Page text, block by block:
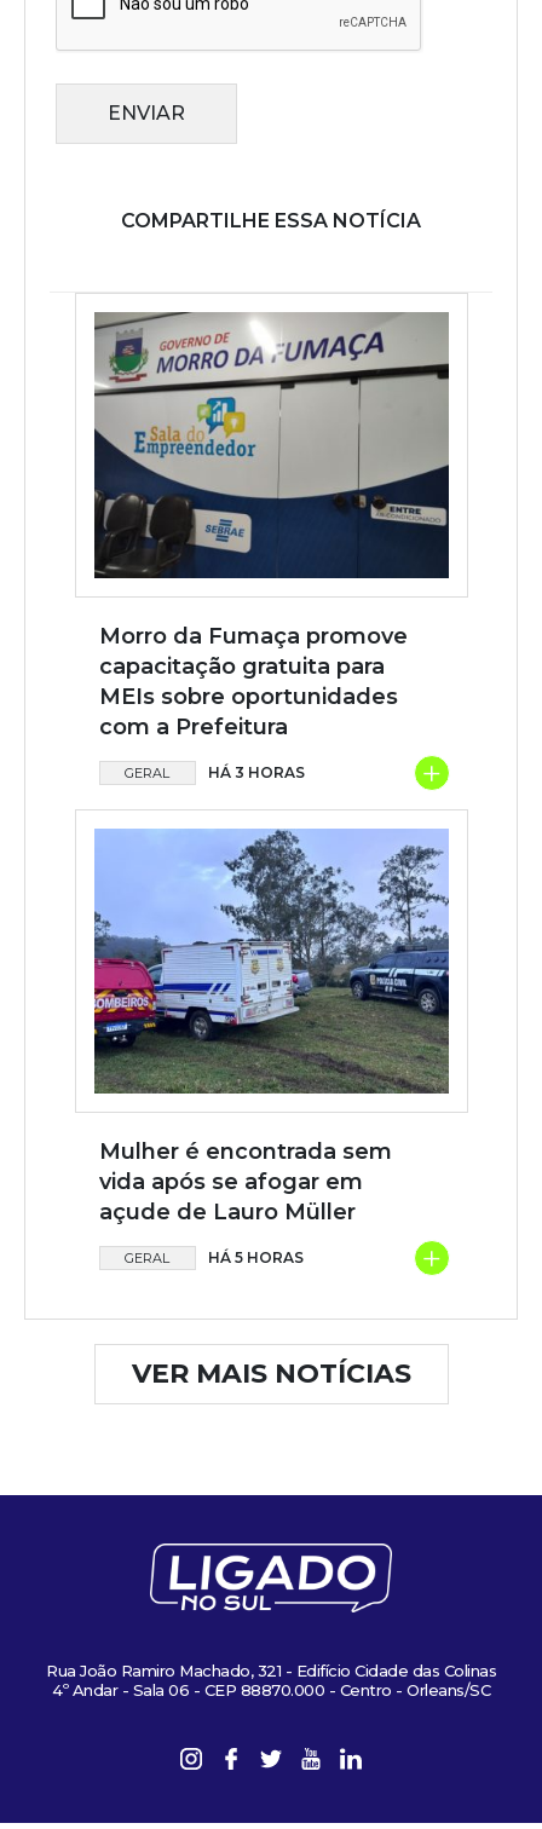
ENVIAR
COMPARTILHE ESSA NOTÍCIA
Morro da Fumaça promove
capacitação gratuita para
MEIs sobre oportunidades
com a Prefeitura
GERAL HÁ 3 HORAS +
Mulher é encontrada sem
vida após se afogar em
açude de Lauro Müller
GERAL HÁ 5 HORAS +
VER MAIS NOTÍCIAS
Rua João Ramiro Machado, 321 - Edifício Cidade das Colinas
4º Andar - Sala 06 - CEP 88870.000 - Centro - Orleans/SC